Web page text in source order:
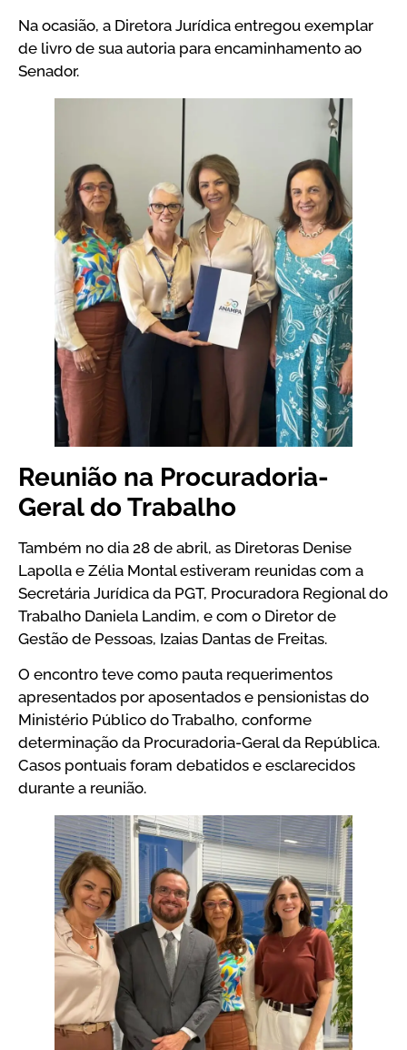
Na ocasião, a Diretora Jurídica entregou exemplar
de livro de sua autoria para encaminhamento ao
Senador.
Reunião na Procuradoria-
Geral do Trabalho
Também no dia 28 de abril, as Diretoras Denise
Lapolla e Zélia Montal estiveram reunidas com a
Secretária Jurídica da PGT, Procuradora Regional do
Trabalho Daniela Landim, e com o Diretor de
Gestão de Pessoas, Izaias Dantas de Freitas.
O encontro teve como pauta requerimentos
apresentados por aposentados e pensionistas do
Ministério Público do Trabalho, conforme
determinação da Procuradoria-Geral da República.
Casos pontuais foram debatidos e esclarecidos
durante a reunião.